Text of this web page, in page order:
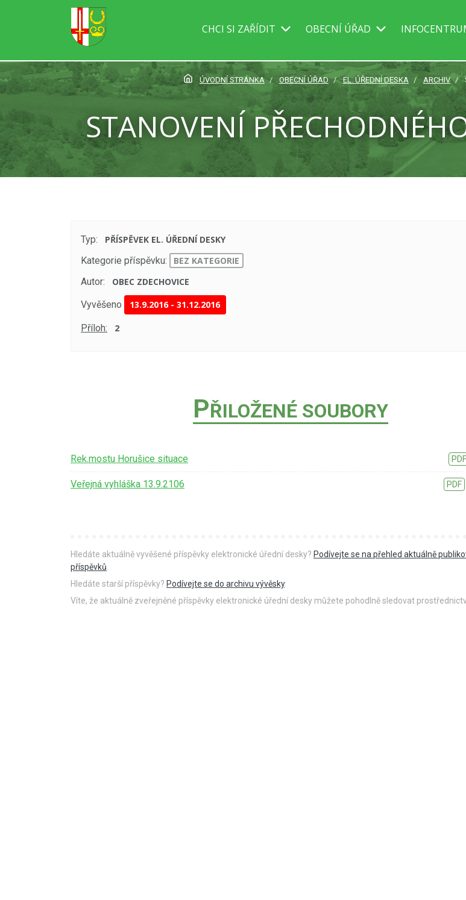
CHCI SI ZAŘÍDIT OBECNÍ ÚŘAD
ÚVODNÍ STRÁNKA OBECNÍ ÚŘAD EL. ÚŘEDNÍ DESKA ARCHIV
STANOVENÍ
Typ:
PŘÍSPĚVEK EL. ÚŘEDNÍ DESKY
Kategorie příspěvku:
BEZ KATEGORIE
Autor:
OBEC ZDECHOVICE
Vyvěšeno 13.9.2016-31.12.2016
Příloh: 2
PŘILOŽENÉ SOUBORY
Rek.mostu Horušice situace PDF
Veřejná vyhláška 13.9.2106 PDF
Hledáte aktuálně vyvěšené příspěvky elektronické úřední desky? Podívejte se na přehled aktuálně
příspěvků
Hledáte starší příspěvky? Podívejte se do archivu vývěsky.
Víte, že aktuálně zveřejněné příspěvky elektronické úřední desky můžete pohodlně sledovat